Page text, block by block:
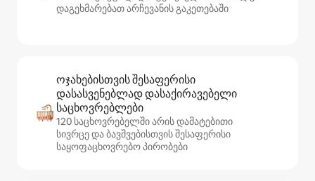
დაგეხმარებათ არჩევანის გაკეთებაში
ოჯახებისთვის შესაფერისი
დასასვენებლად დასაქირავებელი
საცხოვრებლები
120 საცხოვრებელში არის დამატებითი
სივრცე და ბავშვებისთვის შესაფერისი
საყოფაცხოვრებო პირობები